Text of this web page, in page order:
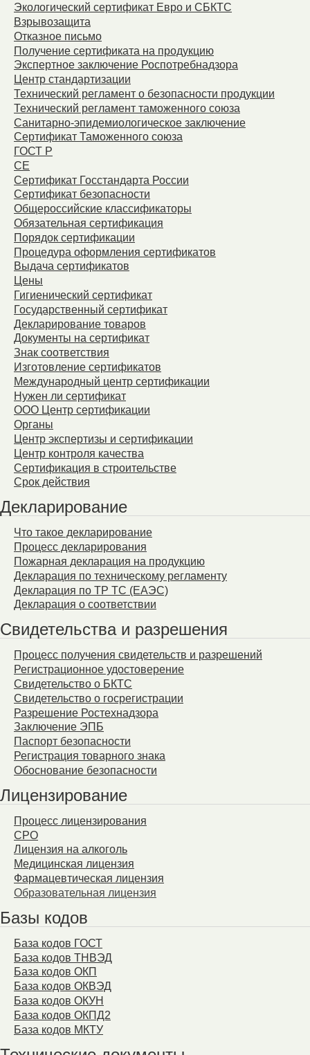
Экологический сертификат Евро и СБКТС
Взрывозащита
Отказное письмо
Получение сертификата на продукцию
Экспертное заключение Роспотребнадзора
Центр стандартизации
Технический регламент о безопасности продукции
Технический регламент таможенного союза
Санитарно-эпидемиологическое заключение
Сертификат Таможенного союза
ГОСТ Р
СЕ
Сертификат Госстандарта России
Сертификат безопасности
Общероссийские классификаторы
Обязательная сертификация
Порядок сертификации
Процедура оформления сертификатов
Выдача сертификатов
Цены
Гигиенический сертификат
Государственный сертификат
Декларирование товаров
Документы на сертификат
Знак соответствия
Изготовление сертификатов
Международный центр сертификации
Нужен ли сертификат
ООО Центр сертификации
Органы
Центр экспертизы и сертификации
Центр контроля качества
Сертификация в строительстве
Срок действия
Декларирование
Что такое декларирование
Процесс декларирования
Пожарная декларация на продукцию
Декларация по техническому регламенту
Декларация по ТР ТС (ЕАЭС)
Декларация о соответствии
Свидетельства и разрешения
Процесс получения свидетельств и разрешений
Регистрационное удостоверение
Свидетельство о БКТС
Свидетельство о госрегистрации
Разрешение Ростехнадзора
Заключение ЭПБ
Паспорт безопасности
Регистрация товарного знака
Обоснование безопасности
Лицензирование
Процесс лицензирования
СРО
Лицензия на алкоголь
Медицинская лицензия
Фармацевтическая лицензия
Образовательная лицензия
Базы кодов
База кодов ГОСТ
База кодов ТНВЭД
База кодов ОКП
База кодов ОКВЭД
База кодов ОКУН
База кодов ОКПД2
База кодов МКТУ